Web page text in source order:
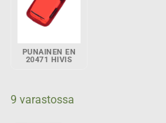
PUNAINEN EN
20471 HIVIS
9 varastossa